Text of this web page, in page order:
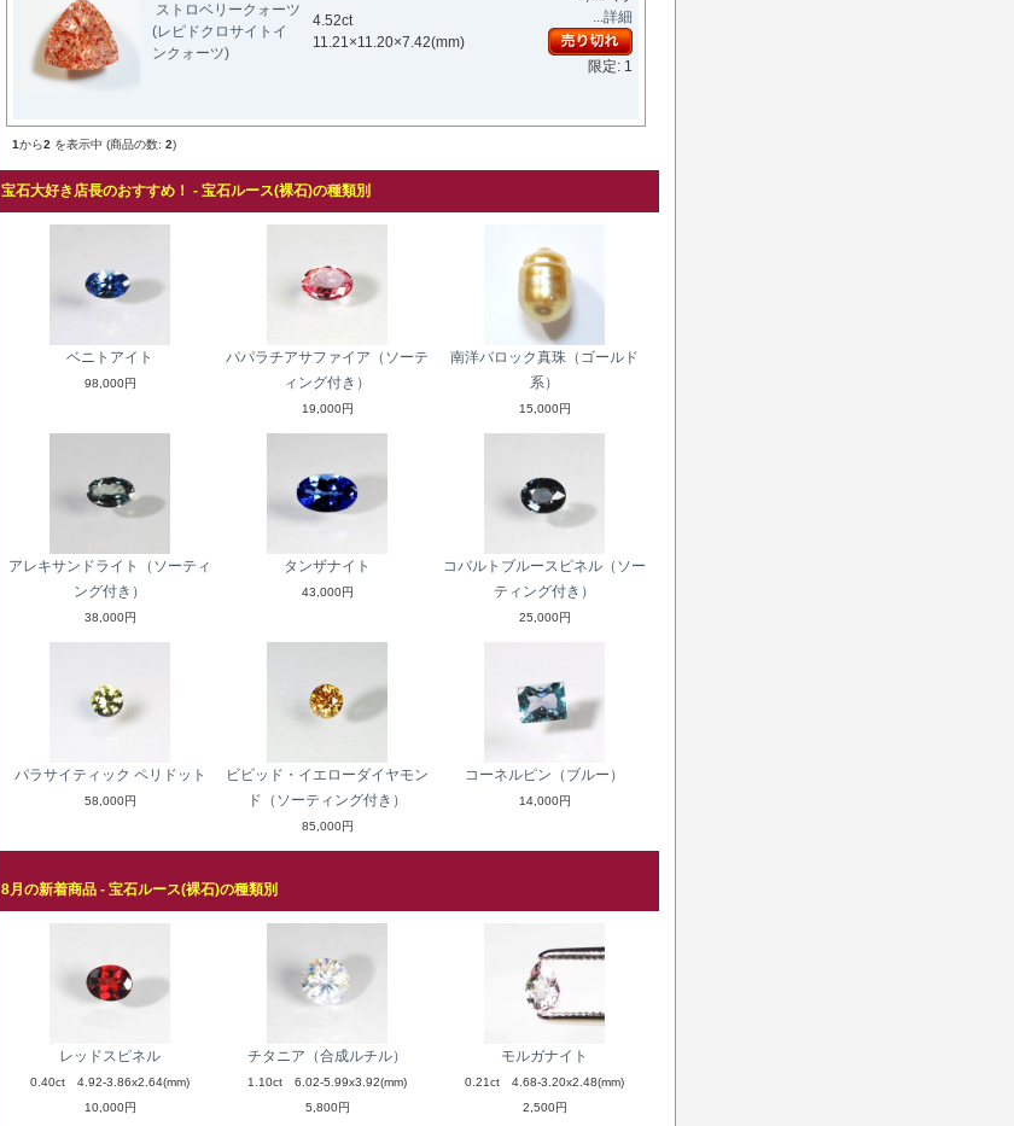
ストロベリークォーツ
(レピドクロサイトイ
ンクォーツ)
4.52ct
11.21×11.20×7.42(mm)
...詳細
限定: 1
1から2 を表示中 (商品の数: 2)
宝石大好き店長のおすすめ！ - 宝石ルース(裸石)の種類別
ベニトアイト
98,000円
パパラチアサファイア（ソーテ
ィング付き）
19,000円
南洋バロック真珠（ゴールド
系）
15,000円
アレキサンドライト（ソーティ
ング付き）
38,000円
タンザナイト
43,000円
コバルトブルースピネル（ソー
ティング付き）
25,000円
パラサイティック ペリドット
58,000円
ビビッド・イエローダイヤモン
ド（ソーティング付き）
85,000円
コーネルピン（ブルー）
14,000円
8月の新着商品 - 宝石ルース(裸石)の種類別
レッドスピネル
0.40ct 4.92-3.86x2.64(mm)
10,000円
チタニア（合成ルチル）
1.10ct 6.02-5.99x3.92(mm)
5,800円
モルガナイト
0.21ct 4.68-3.20x2.48(mm)
2,500円